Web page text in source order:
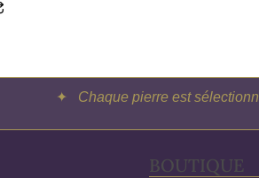
✦ Chaque pierre est
BOUTIQUE